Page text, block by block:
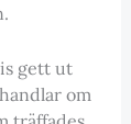
gett ut
om